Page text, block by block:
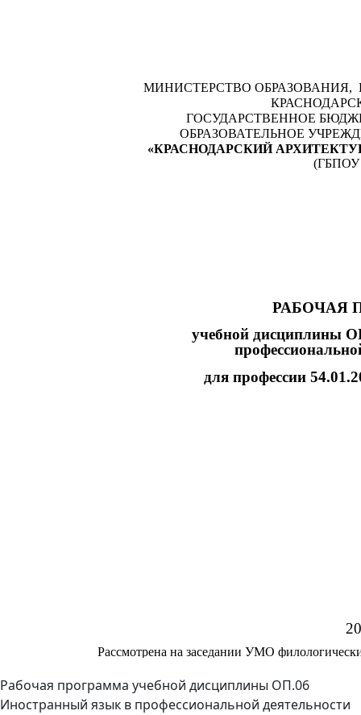
Рабочая программа учебной дисциплины ОП.06
Иностранный язык в профессиональной деятельности